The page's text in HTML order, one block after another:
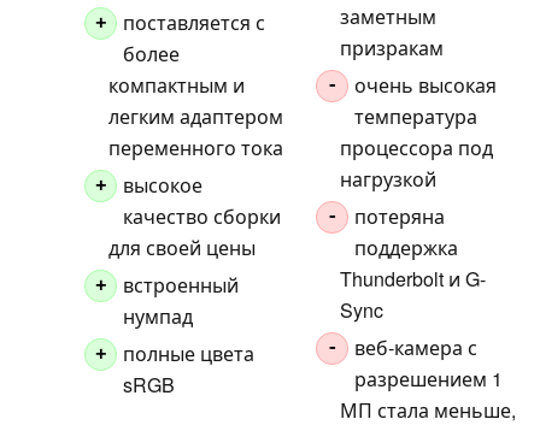
+
поставляется с
более
компактным и
легким адаптером
переменного тока
+
высокое
качество сборки
для своей цены
+
встроенный
нумпад
+
полные цвета
sRGB
заметным
призракам
-
очень высокая
температура
процессора под
нагрузкой
-
потеряна
поддержка
Thunderbolt и G-
Sync
-
веб-камера с
разрешением 1
МП стала меньше,